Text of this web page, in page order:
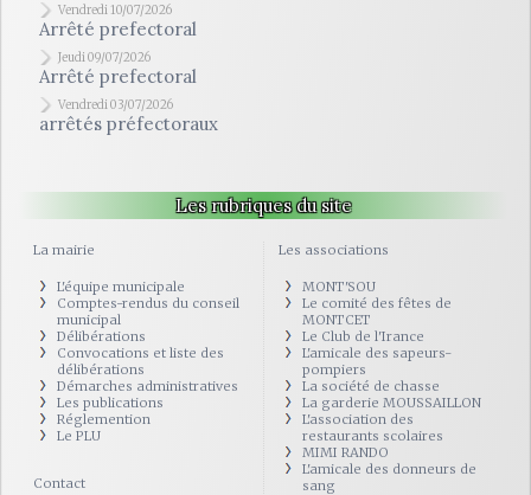
Vendredi 10/07/2026
Arrêté prefectoral
Jeudi 09/07/2026
Arrêté prefectoral
Vendredi 03/07/2026
arrêtés préfectoraux
Les rubriques du site
La mairie
L'équipe municipale
Comptes-rendus du conseil
municipal
Délibérations
Convocations et liste des
délibérations
Démarches administratives
Les publications
Réglemention
Le PLU
Contact
Les associations
MONT'SOU
Le comité des fêtes de
MONTCET
Le Club de l'Irance
L'amicale des sapeurs-
pompiers
La société de chasse
La garderie MOUSSAILLON
L'association des
restaurants scolaires
MIMI RANDO
L'amicale des donneurs de
sang